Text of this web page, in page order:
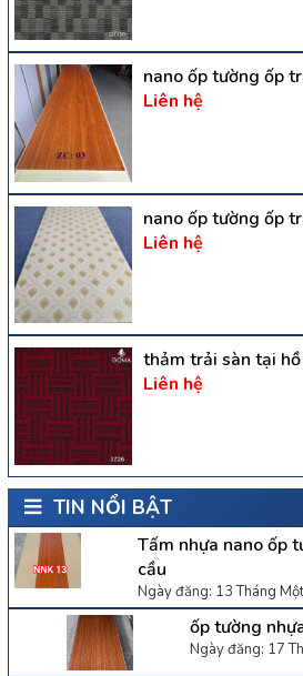
nano ốp tường ốp
Liên hệ
nano ốp tường ốp
Liên hệ
thảm trải sàn tại
Liên hệ
TIN NỔI BẬT
Tấm nhựa nano ốp
cầu
Ngày đăng: 13 Tháng
ốp tường
Ngày đăng: 17